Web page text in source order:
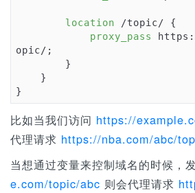
location /topic/ {
proxy_pass
opic/;
}
比如当我们访问 https://
代理请求 https://nba.com/abc/
当想通过变量来控制域名的时候，
e.com/topic/abc 则会代理请求